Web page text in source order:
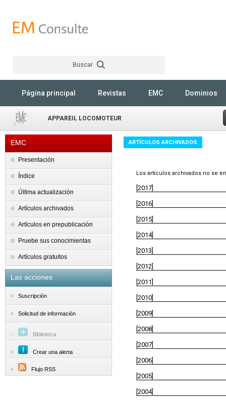
Buscar
Página principal Revistas EMC Dominios
APPAREIL LOCOMOTEUR
EMC
Presentación
Índice
Última actualización
Artículos archivados
Artículos en prepublicación
Pruebe sus conocimientas
Artículos gratuitos
Las acciones
Suscripción
Solicitud de información
Biblioteca
Crear una alerta
Flujo RSS
ARTÍCULOS ARCHIVADOS
Los artículos archivados no se
[2017]
[2016]
[2015]
[2014]
[2013]
[2012]
[2011]
[2010]
[2009]
[2008]
[2007]
[2006]
[2005]
[2004]